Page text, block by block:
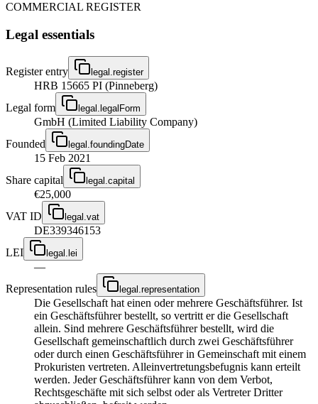
COMMERCIAL REGISTER
Legal essentials
Register entry legal.register
HRB 15665 PI (Pinneberg)
Legal form
legal.legalForm
GmbH (Limited Liability Company)
Founded
legal.foundingDate
15 Feb 2021
Share capital
legal.capital
€25,000
VAT ID
legal.vat
DE339346153
LEI
legal.lei
—
Representation rules
legal.representation
Die Gesellschaft hat einen oder mehrere Geschäftsführer. Ist
ein Geschäftsführer bestellt, so vertritt er die Gesellschaft
allein. Sind mehrere Geschäftsführer bestellt, wird die
Gesellschaft gemeinschaftlich durch zwei Geschäftsführer
oder durch einen Geschäftsführer in Gemeinschaft mit einem
Prokuristen vertreten. Alleinvertretungsbefugnis kann erteilt
werden. Jeder Geschäftsführer kann von dem Verbot,
Rechtsgeschäfte mit sich selbst oder als Vertreter Dritter